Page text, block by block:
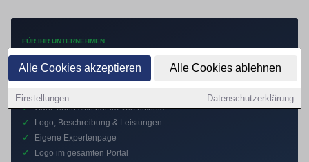
Alle Cookies akzeptieren Alle Cookies ablehnen
Einstellungen Datenschutzerklärung
FÜR IHR UNTERNEHMEN
Mehr Anfragen mit
Premium-Eintrag
✓ Ganz oben sichtbar im Verzeichnis
✓
Logo, Beschreibung & Leistungen
✓
Eigene Expertenpage
✓
Logo im gesamten Portal